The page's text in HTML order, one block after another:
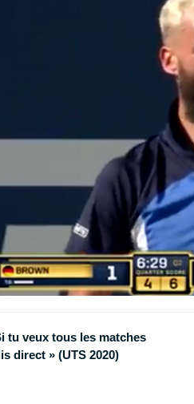
tu veux tous les matches
direct » (UTS 2020)